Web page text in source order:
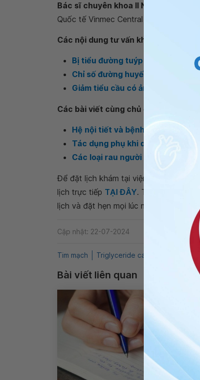
Bác sĩ chuyên khoa II Nguyễn Xuân
Quốc tế Vinmec Central Park
Các nội dung tư vấn khác
Bị tiểu đường tuýp 2 có nên ăn
Chỉ số đường huyết là 8.1 sau khi
Giảm tiểu cầu có ảnh hưởng gì
Các bài viết cùng chủ đề
Hệ nội tiết và bệnh tiểu đường
Tác dụng phụ khi dùng insulin
Các loại rau người bệnh tiểu
Để đặt lịch khám tại viện, Quý khách
lịch trực tiếp TẠI ĐÂY. Tải và đặt lịch
lịch và đặt hẹn mọi lúc mọi nơi ngay
Cập nhật: 22-07-2024
Tim mạch Triglyceride cao
Bài viết liên quan